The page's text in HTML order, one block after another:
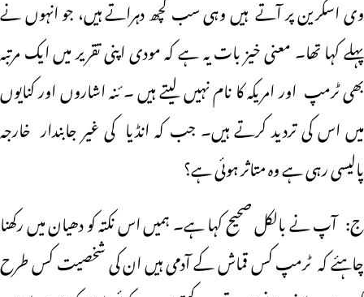
وی اسکرین پر آتے ہیں وہی سب کچھ دہراتے ہیں، جو انہوں نے
پہلے کہا تھا۔ معنی خیز بات یہ ہے کہ مودی اپنی تقریر میں ایک مرتبہ
بھی ٹرمپ اور امریکہ کا نام نہیں لیتے ہیں ۔ ئنہ اشاروں اور کنایوں
میں اس کی تردید کرتے ہیں۔ جب کہ انڈیا کی غیر جابندار خارجہ
پالیسی رہی ہے وہ متاثر ہوئی ہے؟
ج: آپ نے بالکل صحیح کہا ہے۔ ہمیں اس نکتہ کو دھیان میں رکھنا
چاہئے کہ ٹرمپ کس قماش کے آدمی ہیں ان کی شخصیت کس طرح